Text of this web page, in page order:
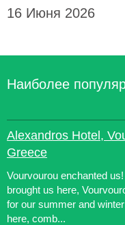
16 Июня 2026
Наиболее
Alexandros Hotel,
Greece
Vourvourou enchanted
brought us here,
for our summer and
here, comb...